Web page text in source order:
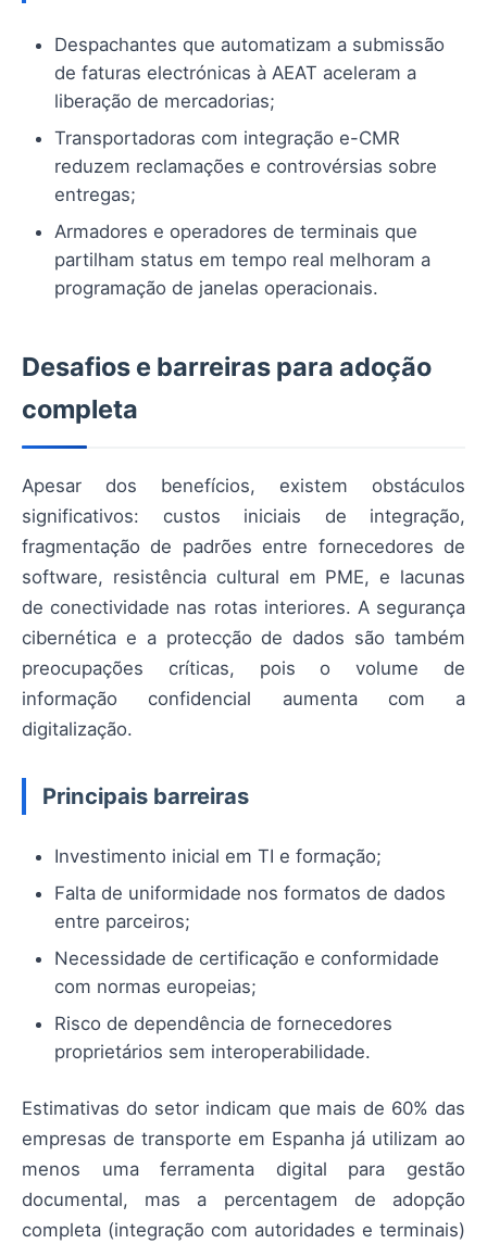
Despachantes que automatizam a submissão
de faturas electrónicas à AEAT aceleram a
liberação de mercadorias;
Transportadoras com integração e-CMR
reduzem reclamações e controvérsias sobre
entregas;
Armadores e operadores de terminais que
partilham status em tempo real melhoram a
programação de janelas operacionais.
Desafios e barreiras para adoção
completa
Apesar dos benefícios, existem obstáculos
significativos: custos iniciais de integração,
fragmentação de padrões entre fornecedores de
software, resistência cultural em PME, e lacunas
de conectividade nas rotas interiores. A segurança
cibernética e a protecção de dados são também
preocupações críticas, pois o volume de
informação confidencial aumenta com a
digitalização.
Principais barreiras
Investimento inicial em TI e formação;
Falta de uniformidade nos formatos de dados
entre parceiros;
Necessidade de certificação e conformidade
com normas europeias;
Risco de dependência de fornecedores
proprietários sem interoperabilidade.
Estimativas do setor indicam que mais de 60% das
empresas de transporte em Espanha já utilizam ao
menos uma ferramenta digital para gestão
documental, mas a percentagem de adopção
completa (integração com autoridades e terminais)